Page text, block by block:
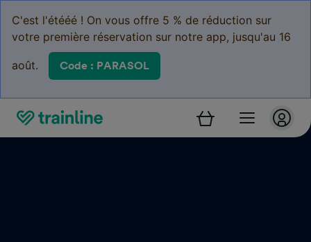
C'est l'étééé ! On vous offre 5 % de réduction sur
votre première réservation sur notre app, jusqu'au 16
août. Code : PARASOL